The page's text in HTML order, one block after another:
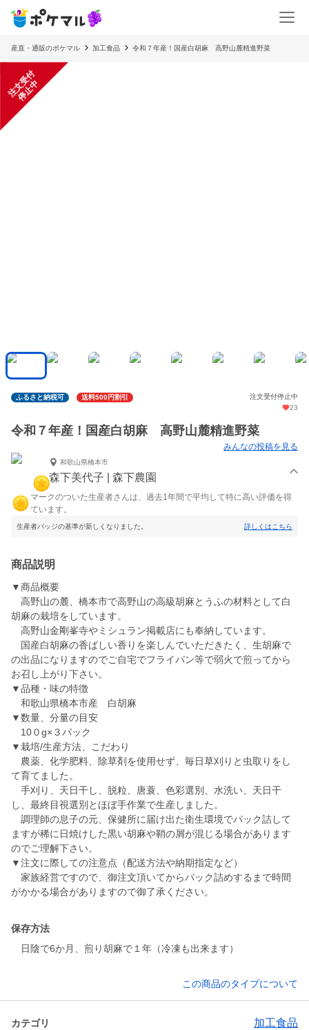
産直・通販のポケマル 加工食品 令和７年産！国産白胡麻 高野山麓精進野菜
注
文
受
付
停
止
中
ふるさと納税可 送料500円割引
注文受付停止中
23
令和７年産！国産白胡麻 高野山麓精進野菜
みんなの投稿を見る
和歌山県橋本市
森下美代子 | 森下農園
マークのついた生産者さんは、過去1年間で平均して特に高い評価を得
ています。
生産者バッジの基準が新しくなりました。 詳しくはこちら
商品説明
▼商品概要
高野山の麓、橋本市で高野山の高級胡麻とうふの材料として白
胡麻の栽培をしています。
高野山金剛峯寺やミシュラン掲載店にも奉納しています。
国産白胡麻の香ばしい香りを楽しんでいただきたく、生胡麻で
の出品になりますのでご自宅でフライパン等で弱火で煎ってから
お召し上がり下さい。
▼品種・味の特徴
和歌山県橋本市産 白胡麻
▼数量、分量の目安
10０g×３パック
▼栽培/生産方法、こだわり
農薬、化学肥料、除草剤を使用せず、毎日草刈りと虫取りをし
て育てました。
手刈り、天日干し、脱粒、唐蓑、色彩選別、水洗い、天日干
し、最終目視選別とほぼ手作業で生産しました。
調理師の息子の元、保健所に届け出た衛生環境でパック詰して
ますが稀に日焼けした黒い胡麻や鞘の屑が混じる場合があります
のでご理解下さい。
▼注文に際しての注意点（配送方法や納期指定など）
家族経営ですので、御注文頂いてからパック詰めするまで時間
がかかる場合がありますので御了承ください。
保存方法
日陰で6か月、煎り胡麻で１年（冷凍も出来ます）
この商品のタイプについて
カテゴリ 加工食品